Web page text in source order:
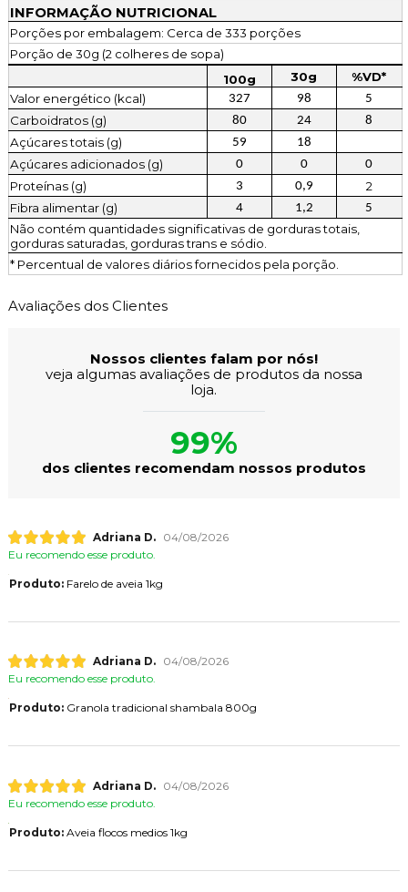
INFORMAÇÃO NUTRICIONAL
Porções por embalagem: Cerca de 333 porções
Porção de 30g (2 colheres de sopa)
100g
30g
%VD*
Valor energético (kcal)
327 98 5
Carboidratos (g) 80 24 8
Açúcares totais (g) 59 18
Açúcares adicionados (g) 0 0 0
Proteínas (g) 3 0,9
2
Fibra alimentar (g)
4 1,2 5
Não contém quantidades significativas de gorduras totais,
gorduras saturadas, gorduras trans e sódio.
* Percentual de valores diários fornecidos pela porção.
Avaliações dos Clientes
Nossos clientes falam por nós!
veja algumas avaliações de produtos da nossa
loja.
99%
dos clientes recomendam nossos produtos
Adriana D.
04/08/2026
Eu recomendo esse produto.
Produto:Farelo de aveia 1kg
Adriana D.
04/08/2026
Eu recomendo esse produto.
Produto:Granola tradicional shambala 800g
Adriana D.
04/08/2026
Eu recomendo esse produto.
Produto:Aveia flocos medios 1kg